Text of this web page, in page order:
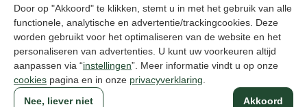
Door op "Akkoord" te klikken, stemt u in met het gebruik van alle
functionele, analytische en advertentie/trackingcookies. Deze
worden gebruikt voor het optimaliseren van de website en het
personaliseren van advertenties. U kunt uw voorkeuren altijd
aanpassen via “instellingen”. Meer informatie vindt u op onze
cookies pagina en in onze privacyverklaring
Akkoord
Nee, liever niet
Brunate
Zwarte instappers dames
229,95
Di Lauro
Witte
139,95